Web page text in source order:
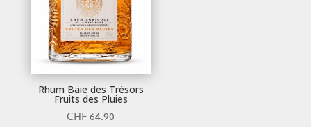
Rhum Baie des Trésors
Fruits des Pluies
CHF64.90